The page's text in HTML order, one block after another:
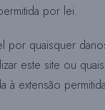
por lei.
quaisquer
este site ou
à extensão